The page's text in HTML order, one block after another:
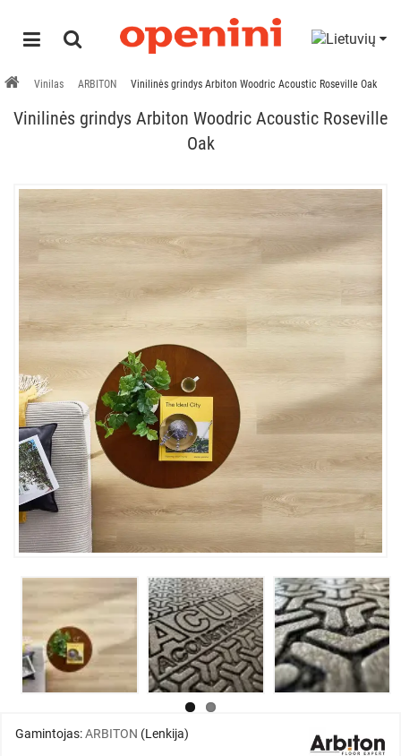
Vinilas ARBITON Vinilinės grindys Arbiton Woodric Acoustic Roseville Oak
Vinilinės grindys Arbiton Woodric Acoustic Roseville
Oak
Gamintojas:ARBITON (Lenkija)